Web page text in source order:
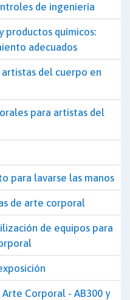
de ingeniería
productos químicos:
adecuados
del cuerpo en
para artistas del
para lavarse las manos
de arte corporal
de equipos para
Corporal - AB300 y